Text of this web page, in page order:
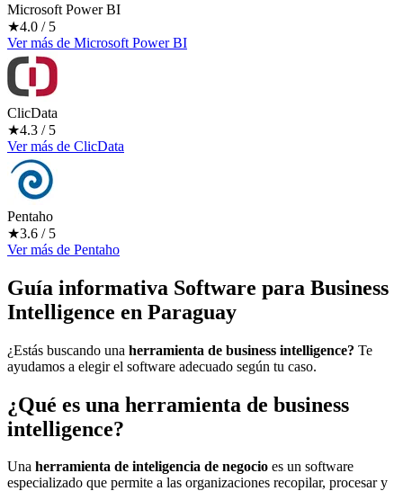
Microsoft Power BI
★4.0 / 5
Ver más de Microsoft Power BI
ClicData
★4.3 / 5
Ver más de ClicData
Pentaho
★3.6 / 5
Ver más de Pentaho
Guía informativa Software para Business
Intelligence en Paraguay
¿Estás buscando una herramienta de business intelligence? Te
ayudamos a elegir el software adecuado según tu caso.
¿Qué es una herramienta de business
intelligence?
Una herramienta de inteligencia de negocio es un software
especializado que permite a las organizaciones recopilar, procesar y